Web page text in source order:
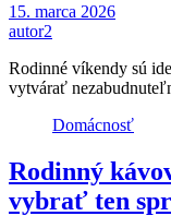
15. marca 2026
autor2
Rodinné víkendy sú
vytvárať
Domácnosť
Rodinný
vybrať ten